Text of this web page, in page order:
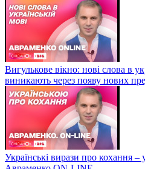
Вигулькове вікно: нові слова в
виникають через появу нових
Українські вирази про кохання –